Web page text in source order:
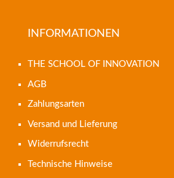
INFORMATIONEN
THE SCHOOL OF INNOVATION
AGB
Zahlungsarten
Versand und Lieferung
Widerrufsrecht
Technische Hinweise